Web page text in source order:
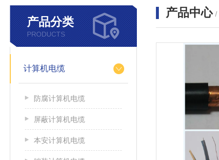
产品分类
PRODUCTS
计算机电缆
防腐计算机电缆
屏蔽计算机电缆
本安计算机电缆
产品中心 /